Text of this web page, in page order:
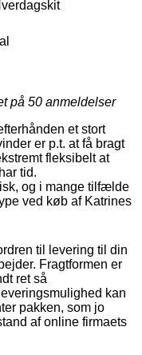
på 50 anmeldelser
et stort
er p.t. at få bragt
fleksibelt at
tid.
og i mange tilfælde
ved køb af Katrines
til levering til din
Fragtformen er
ret så
kan
pakken, som jo
af online firmaets